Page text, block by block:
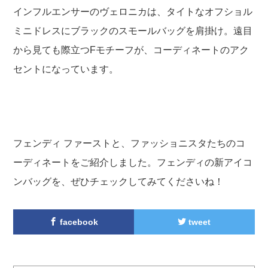
インフルエンサーのヴェロニカは、タイトなオフショル
ミニドレスにブラックのスモールバッグを肩掛け。遠目
から見ても際立つFモチーフが、コーディネートのアク
セントになっています。
フェンディ ファーストと、ファッショニスタたちのコ
ーディネートをご紹介しました。フェンディの新アイコ
ンバッグを、ぜひチェックしてみてくださいね！
facebook tweet